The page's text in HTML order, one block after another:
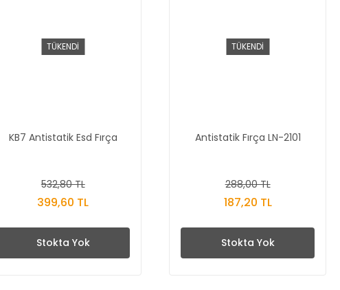
TÜKENDİ
KB7 Antistatik Esd Fırça
532,80 TL
399,60 TL
Stokta Yok
TÜKENDİ
Antistatik Fırça LN-2101
288,00 TL
187,20 TL
Stokta Yok